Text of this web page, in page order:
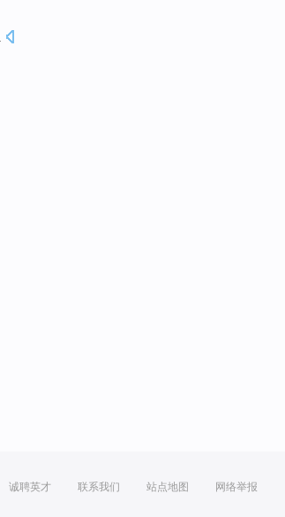
诚聘英才 联系我们 站点地图 网络举报